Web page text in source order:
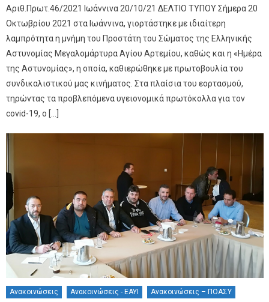
Αριθ.Πρωτ.46/2021 Ιωάννινα 20/10/21 ΔΕΛΤΙΟ ΤΥΠΟΥ Σήμερα 20
Οκτωβρίου 2021 στα Ιωάννινα, γιορτάστηκε με ιδιαίτερη
λαμπρότητα η μνήμη του Προστάτη του Σώματος της Ελληνικής
Αστυνομίας Μεγαλομάρτυρα Αγίου Αρτεμίου, καθώς και η «Ημέρα
της Αστυνομίας», η οποία, καθιερώθηκε με πρωτοβουλία του
συνδικαλιστικού μας κινήματος. Στα πλαίσια του εορτασμού,
τηρώντας τα προβλεπόμενα υγειονομικά πρωτόκολλα για τον
covid-19, ο […]
Ανακοινώσεις Ανακοινώσεις - ΕΑΥΙ Ανακοινώσεις – ΠΟΑΣΥ